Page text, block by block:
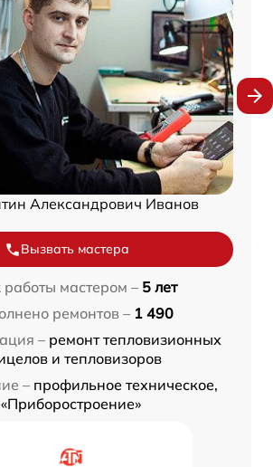
Александрович Иванов
Вызвать мастера
мастером – 5 лет
ремонтов – 1 490
– ремонт тепловизионных
и тепловизоров
– профильное техническое,
«Приборостроение»